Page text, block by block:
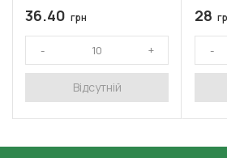
36.40 грн
Відсутній
28